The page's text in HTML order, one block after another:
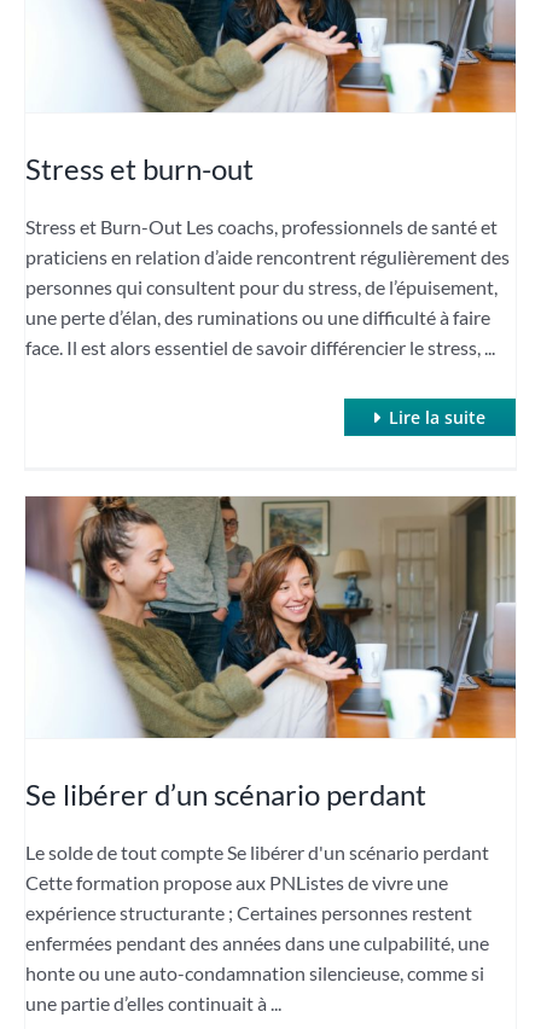
Stress et burn-out
Stress et Burn-Out Les coachs, professionnels de santé et
praticiens en relation d’aide rencontrent régulièrement des
personnes qui consultent pour du stress, de l’épuisement,
une perte d’élan, des ruminations ou une difficulté à faire
face. Il est alors essentiel de savoir différencier le stress, ...
Lire la suite
Se libérer d’un scénario perdant
Le solde de tout compte Se libérer d'un scénario perdant
Cette formation propose aux PNListes de vivre une
expérience structurante ; Certaines personnes restent
enfermées pendant des années dans une culpabilité, une
honte ou une auto-condamnation silencieuse, comme si
une partie d’elles continuait à ...